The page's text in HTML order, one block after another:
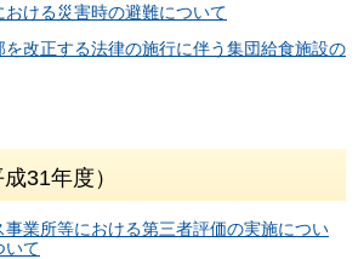
ける災害時の避難について
改正する法律の施行に伴う集団給食施設の
31年度）
事業所等における第三者評価の実施につい
いて